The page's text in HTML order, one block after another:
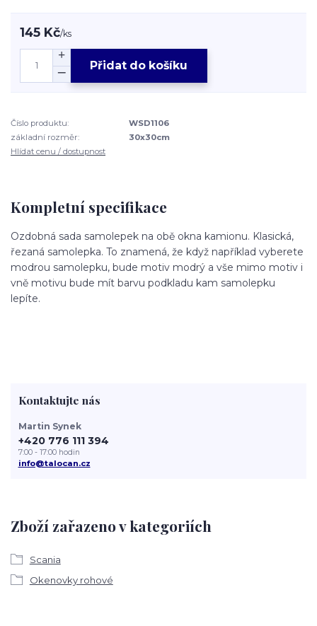
145 Kč/ks
Přidat do košíku
Číslo produktu:
WSD1106
základní rozměr:
30x30cm
Hlídat cenu / dostupnost
Kompletní specifikace
Ozdobná sada samolepek na obě okna kamionu. Klasická,
řezaná samolepka. To znamená, že když například vyberete
modrou samolepku, bude motiv modrý a vše mimo motiv i
vně motivu bude mít barvu podkladu kam samolepku
lepíte.
Zboží zařazeno v kategoriích
Scania
Okenovky rohové
Kontaktujte nás
Martin Synek
+420 776 111 394
7:00 - 17:00 hodin
info@talocan.cz